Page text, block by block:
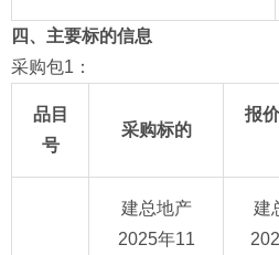
四、主要标的信息
采购包1：
品目
号
采购标的
报
建总地产
2025年11
建